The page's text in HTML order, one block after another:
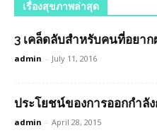
เรื่องสุขภาพล่าสุด
3 เคล็ดลับสำหรับคนที่อยา
admin - July 11, 2016
ประโยชน์ของการออกกำลั
admin - April 28, 2015